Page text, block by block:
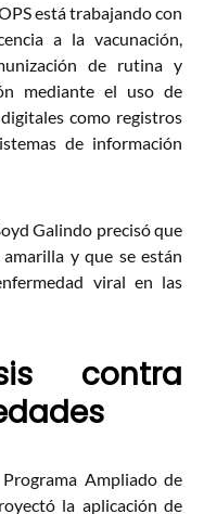
está trabajando con
a la vacunación,
de rutina y
mediante el uso de
como registros
de información
Galindo precisó que
y que se están
viral en las
contra
Ampliado de
la aplicación de